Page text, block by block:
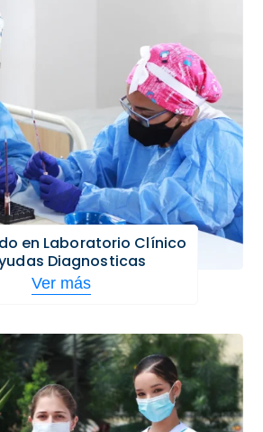
en Laboratorio Clínico
Diagnosticas
Ver más